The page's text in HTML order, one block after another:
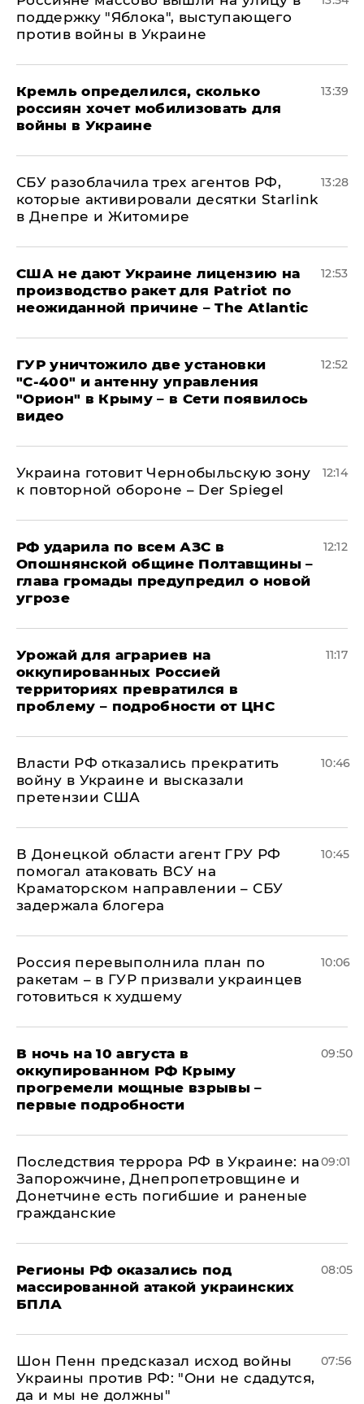
поддержку "Яблока", выступающего
против войны в Украине
Кремль определился, сколько
россиян хочет мобилизовать для
войны в Украине
13:39
СБУ разоблачила трех агентов РФ,
которые активировали десятки Starlink
в Днепре и Житомире
13:28
США не дают Украине лицензию на
производство ракет для Patriot по
неожиданной причине – The Atlantic
12:53
ГУР уничтожило две установки
"С‑400" и антенну управления
"Орион" в Крыму – в Сети появилось
видео
12:52
Украина готовит Чернобыльскую зону
к повторной обороне – Der Spiegel
12:14
РФ ударила по всем АЗС в
Опошнянской общине Полтавщины –
глава громады предупредил о новой
угрозе
12:12
Урожай для аграриев на
оккупированных Россией
территориях превратился в
проблему – подробности от ЦНС
11:17
Власти РФ отказались прекратить
войну в Украине и высказали
претензии США
10:46
В Донецкой области агент ГРУ РФ
помогал атаковать ВСУ на
Краматорском направлении – СБУ
задержала блогера
10:45
Россия перевыполнила план по
ракетам – в ГУР призвали украинцев
готовиться к худшему
10:06
В ночь на 10 августа в
оккупированном РФ Крыму
прогремели мощные взрывы –
первые подробности
09:50
Последствия террора РФ в Украине: на
Запорожчине, Днепропетровщине и
Донетчине есть погибшие и раненые
гражданские
09:01
Регионы РФ оказались под
массированной атакой украинских
БПЛА
08:05
Шон Пенн предсказал исход войны
Украины против РФ: "Они не сдадутся,
да и мы не должны"
07:56